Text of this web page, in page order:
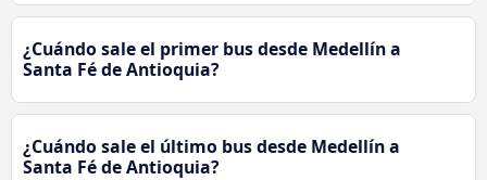
¿Cuándo sale el primer bus desde Medellín a
Santa Fé de Antioquia?
¿Cuándo sale el último bus desde Medellín a
Santa Fé de Antioquia?